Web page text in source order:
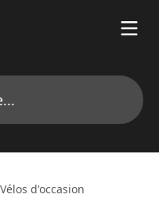
Vélos d'occasion